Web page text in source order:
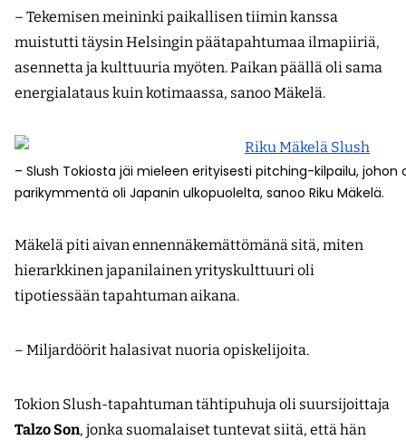
– Tekemisen meininki paikallisen tiimin kanssa
muistutti täysin Helsingin päätapahtumaa ilmapiiriä,
asennetta ja kulttuuria myöten. Paikan päällä oli sama
energialataus kuin kotimaassa, sanoo Mäkelä.
– Slush Tokiosta jäi mieleen erityisesti pitching-kilpailu, johon
parikymmentä oli Japanin ulkopuolelta, sanoo Riku Mäkelä.
Mäkelä piti aivan ennennäkemättömänä sitä, miten
hierarkkinen japanilainen yrityskulttuuri oli
tipotiessään tapahtuman aikana.
– Miljardöörit halasivat nuoria opiskelijoita.
Tokion Slush-tapahtuman tähtipuhuja oli suursijoittaja
Talzo Son, jonka suomalaiset tuntevat siitä, että hän